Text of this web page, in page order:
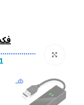
بزرگنمایی تصویر